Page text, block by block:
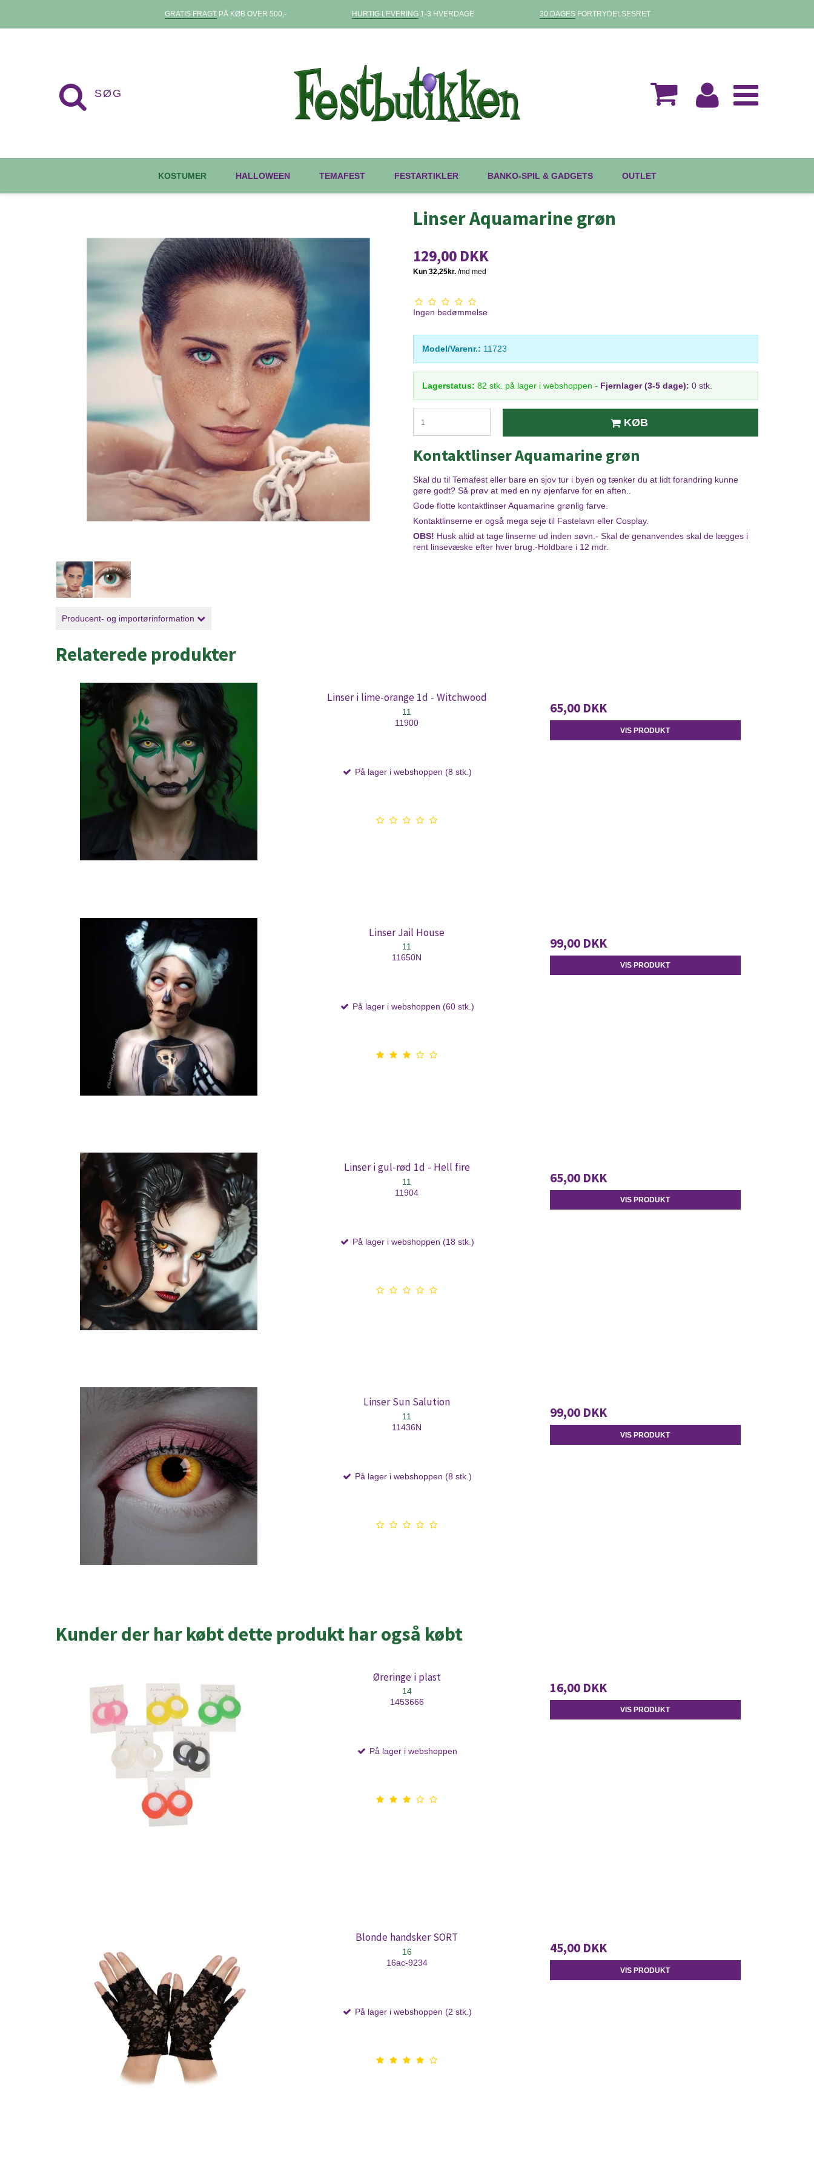
GRATIS FRAGTPÅ KØB OVER 500,- HURTIG LEVERING1-3 HVERDAGE 30 DAGESFORTRYDELSESRET
KOSTUMER HALLOWEEN TEMAFEST FESTARTIKLER BANKO-SPIL & GADGETS OUTLET
Producent- og importørinformation
Linser Aquamarine grøn
129,00 DKK
Ingen bedømmelse
Model/Varenr.: 11723
Lagerstatus: 82 stk. på lager i webshoppen - Fjernlager (3-5 dage): 0 stk.
KØB
Kontaktlinser Aquamarine grøn
Skal du til Temafest eller bare en sjov tur i byen og tænker du at lidt forandring kunne
gøre godt? Så prøv at med en ny øjenfarve for en aften..
Gode flotte kontaktlinser Aquamarine grønlig farve.
Kontaktlinserne er også mega seje til Fastelavn eller Cosplay.
OBS! Husk altid at tage linserne ud inden søvn.- Skal de genanvendes skal de lægges i
rent linsevæske efter hver brug.-Holdbare i 12 mdr.
Relaterede produkter
Linser i lime-orange 1d - Witchwood
11
11900
På lager i webshoppen (8 stk.)
65,00 DKK
VIS PRODUKT
Linser Jail House
11
11650N
På lager i webshoppen (60 stk.)
99,00 DKK
VIS PRODUKT
Linser i gul-rød 1d - Hell fire
11
11904
På lager i webshoppen (18 stk.)
65,00 DKK
VIS PRODUKT
Linser Sun Salution
11
11436N
På lager i webshoppen (8 stk.)
99,00 DKK
VIS PRODUKT
Kunder der har købt dette produkt har også købt
Øreringe i plast
14
1453666
På lager i webshoppen
16,00 DKK
VIS PRODUKT
Blonde handsker SORT
16
16ac-9234
På lager i webshoppen (2 stk.)
45,00 DKK
VIS PRODUKT